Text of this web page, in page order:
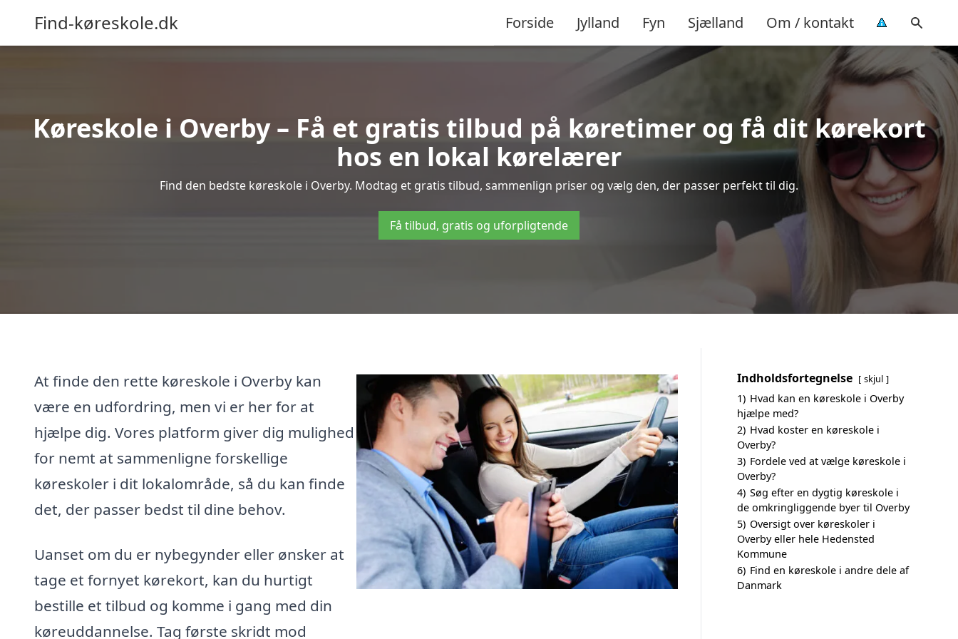
Find-køreskole.dk Forside Jylland Fyn Sjælland Om / kontakt
Køreskole i Overby – Få et gratis tilbud på køretimer og få dit kørekort
hos en lokal kørelærer
Find den bedste køreskole i Overby. Modtag et gratis tilbud, sammenlign priser og vælg den, der passer perfekt til dig.
Få tilbud, gratis og uforpligtende
At finde den rette køreskole i Overby kan
være en udfordring, men vi er her for at
hjælpe dig. Vores platform giver dig mulighed
for nemt at sammenligne forskellige
køreskoler i dit lokalområde, så du kan finde
det, der passer bedst til dine behov.
Uanset om du er nybegynder eller ønsker at
tage et fornyet kørekort, kan du hurtigt
bestille et tilbud og komme i gang med din
køreuddannelse. Tag første skridt mod
Indholdsfortegnelse skjul
1) Hvad kan en køreskole i Overby
hjælpe med?
2) Hvad koster en køreskole i
Overby?
3) Fordele ved at vælge køreskole i
Overby?
4) Søg efter en dygtig køreskole i
de omkringliggende byer til Overby
5) Oversigt over køreskoler i
Overby eller hele Hedensted
Kommune
6) Find en køreskole i andre dele af
Danmark